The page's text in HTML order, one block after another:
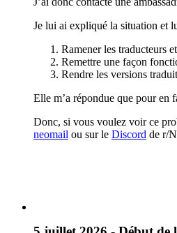
Je lui ai expliqué la situation et
Ramener les traducteurs
Remettre une façon
Rendre les versions
Elle m’a répondue que pour en
Donc, si vous voulez voir ce
neomail ou sur le Discord de r/